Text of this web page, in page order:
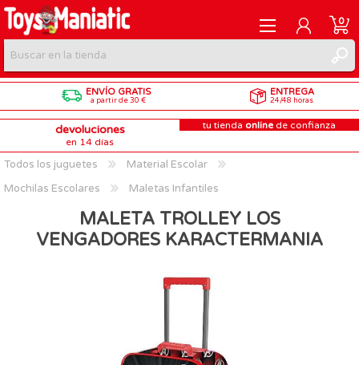
REGISTRARME
INICIAR SESIÓN
0
ENVÍO GRATIS
a partir de 30 €
ENTREGA
24/48 horas
devoluciones
en 14 días
tu tienda online de confianza
Todos los juguetes
Material Escolar
Mochilas Escolares
Maletas Infantiles
MALETA TROLLEY LOS
VENGADORES KARACTERMANIA